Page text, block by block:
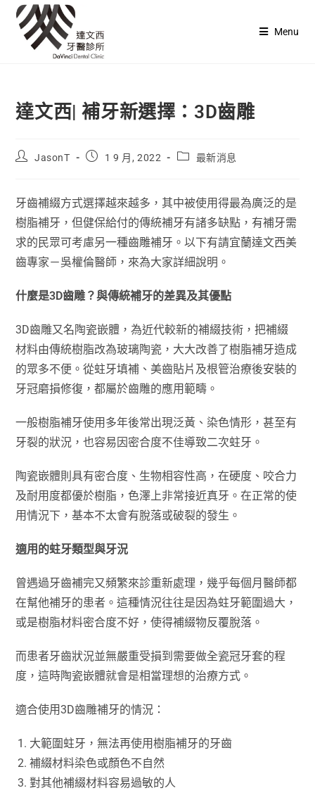
Menu
達文西| 補牙新選擇：3D齒雕
JasonT 1 9 月, 2022 最新消息
牙齒補綴方式選擇越來越多，其中被使用得最為廣泛的是
樹脂補牙，但健保給付的傳統補牙有諸多缺點，有補牙需
求的民眾可考慮另一種齒雕補牙。以下有請宜蘭達文西美
齒專家－吳權倫醫師，來為大家詳細說明。
什麼是3D齒雕？與傳統補牙的差異及其優點
3D齒雕又名陶瓷嵌體，為近代較新的補綴技術，把補綴
材料由傳統樹脂改為玻璃陶瓷，大大改善了樹脂補牙造成
的眾多不便。從蛀牙填補、美齒貼片及根管治療後安裝的
牙冠磨損修復，都屬於齒雕的應用範疇。
一般樹脂補牙使用多年後常出現泛黃、染色情形，甚至有
牙裂的狀況，也容易因密合度不佳導致二次蛀牙。
陶瓷嵌體則具有密合度、生物相容性高，在硬度、咬合力
及耐用度都優於樹脂，色澤上非常接近真牙。在正常的使
用情況下，基本不太會有脫落或破裂的發生。
適用的蛀牙類型與牙況
曾遇過牙齒補完又頻繁來診重新處理，幾乎每個月醫師都
在幫他補牙的患者。這種情況往往是因為蛀牙範圍過大，
或是樹脂材料密合度不好，使得補綴物反覆脫落。
而患者牙齒狀況並無嚴重受損到需要做全瓷冠牙套的程
度，這時陶瓷嵌體就會是相當理想的治療方式。
適合使用3D齒雕補牙的情況：
大範圍蛀牙，無法再使用樹脂補牙的牙齒
補綴材料染色或顏色不自然
對其他補綴材料容易過敏的人